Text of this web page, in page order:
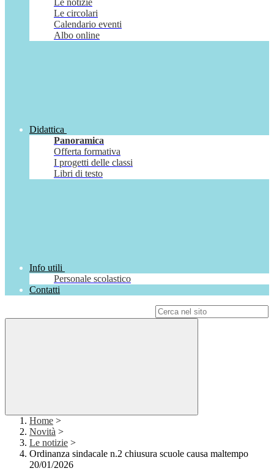
Le notizie
Le circolari
Calendario eventi
Albo online
Didattica
Panoramica
Offerta formativa
I progetti delle classi
Libri di testo
Info utili
Personale scolastico
Contatti
Home >
Novità >
Le notizie >
Ordinanza sindacale n.2 chiusura scuole causa maltempo
20/01/2026